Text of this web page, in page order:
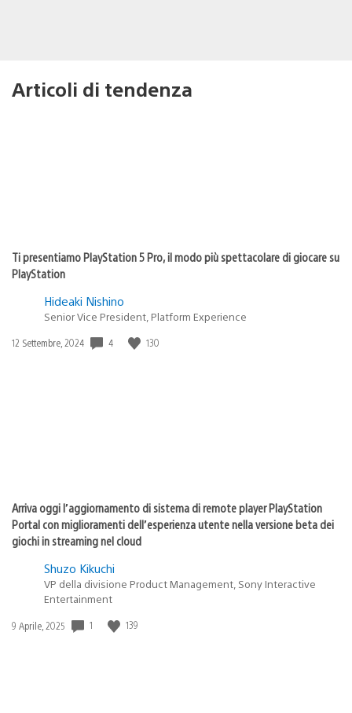
Articoli di tendenza
Ti presentiamo PlayStation 5 Pro, il modo più spettacolare di giocare su
PlayStation
Hideaki Nishino
Senior Vice President, Platform Experience
Data
12 Settembre, 2024 4 130
Arriva oggi l’aggiornamento di sistema di remote player PlayStation
Portal con miglioramenti dell’esperienza utente nella versione beta dei
giochi in streaming nel cloud
Shuzo Kikuchi
VP della divisione Product Management, Sony Interactive
Entertainment
Data
9 Aprile, 2025 1 139